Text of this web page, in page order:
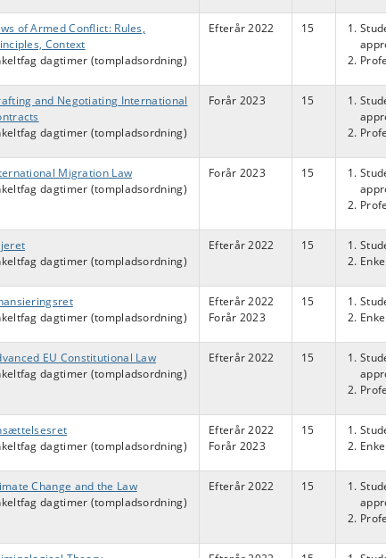
of Armed Conflict: Rules,
Context
dagtimer (tompladsordning)
Efterår 2022 15
and Negotiating International
dagtimer (tompladsordning)
Forår 2023 15
Migration Law
dagtimer (tompladsordning)
Forår 2023 15
dagtimer (tompladsordning)
Efterår 2022 15
dagtimer (tompladsordning)
Efterår 2022
Forår 2023
15
EU Constitutional Law
dagtimer (tompladsordning)
Efterår 2022 15
dagtimer (tompladsordning)
Efterår 2022
Forår 2023
15
Change and the Law
dagtimer (tompladsordning)
Efterår 2022 15